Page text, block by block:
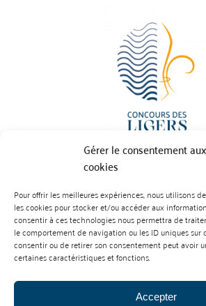
Gérer le consentement aux
cookies
Pour offrir les meilleures expériences, nous utilisons
les cookies pour stocker et/ou accéder aux
consentir à ces technologies nous permettra de
le comportement de navigation ou les ID uniques sur
consentir ou de retirer son consentement peut avoir
certaines caractéristiques et fonctions.
Accepter
BP 70023 - 49610 JUIGNE
Tél :07 88 99 01 07